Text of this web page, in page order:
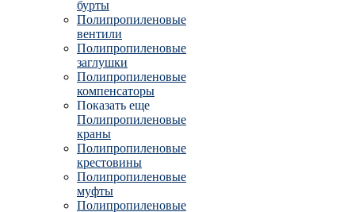
бурты
Полипропиленовые
вентили
Полипропиленовые
заглушки
Полипропиленовые
компенсаторы
Показать еще
Полипропиленовые
краны
Полипропиленовые
крестовины
Полипропиленовые
муфты
Полипропиленовые